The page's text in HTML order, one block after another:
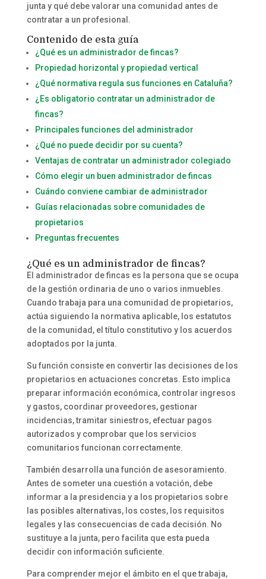
junta y qué debe valorar una comunidad antes de
contratar a un profesional.
Contenido de esta guía
¿Qué es un administrador de fincas?
Propiedad horizontal y propiedad vertical
¿Qué normativa regula sus funciones en Cataluña?
¿Es obligatorio contratar un administrador de
fincas?
Principales funciones del administrador
¿Qué no puede decidir por su cuenta?
Ventajas de contratar un administrador colegiado
Cómo elegir un buen administrador de fincas
Cuándo conviene cambiar de administrador
Guías relacionadas sobre comunidades de
propietarios
Preguntas frecuentes
¿Qué es un administrador de fincas?
El administrador de fincas es la persona que se ocupa
de la gestión ordinaria de uno o varios inmuebles.
Cuando trabaja para una comunidad de propietarios,
actúa siguiendo la normativa aplicable, los estatutos
de la comunidad, el título constitutivo y los acuerdos
adoptados por la junta.
Su función consiste en convertir las decisiones de los
propietarios en actuaciones concretas. Esto implica
preparar información económica, controlar ingresos
y gastos, coordinar proveedores, gestionar
incidencias, tramitar siniestros, efectuar pagos
autorizados y comprobar que los servicios
comunitarios funcionan correctamente.
También desarrolla una función de asesoramiento.
Antes de someter una cuestión a votación, debe
informar a la presidencia y a los propietarios sobre
las posibles alternativas, los costes, los requisitos
legales y las consecuencias de cada decisión. No
sustituye a la junta, pero facilita que esta pueda
decidir con información suficiente.
Para comprender mejor el ámbito en el que trabaja,